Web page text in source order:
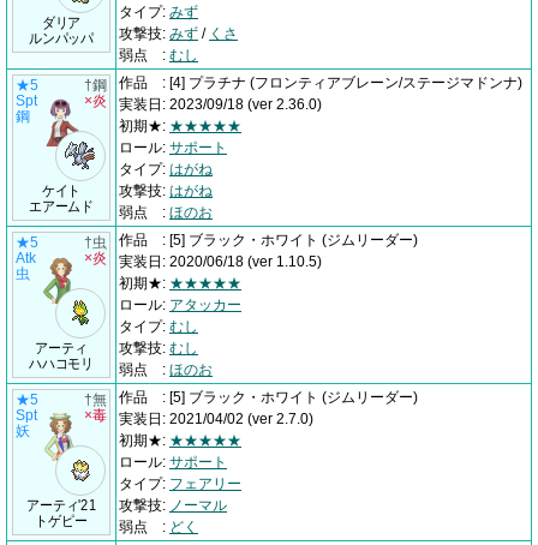
ダリア
ルンパッパ
タイプ: みず
攻撃技: みず / くさ
弱点
: むし
★5
Spt
鋼
ケイト
エアームド
†鋼
×炎
作品 : [4] プラチナ (フロンティアブレーン/ステージマドンナ)
実装日 : 2023/09/18 (ver 2.36.0)
初期★: ★★★★★
ロール: サポート
タイプ: はがね
攻撃技: はがね
弱点
: ほのお
★5
Atk
虫
アーティ
ハハコモリ
†虫
×炎
作品 : [5] ブラック・ホワイト (ジムリーダー)
実装日 : 2020/06/18 (ver 1.10.5)
初期★: ★★★★★
ロール: アタッカー
タイプ: むし
攻撃技: むし
弱点
: ほのお
★5
Spt
妖
アーティ'21
トゲピー
†無
×毒
作品 : [5] ブラック・ホワイト (ジムリーダー)
実装日 : 2021/04/02 (ver 2.7.0)
初期★: ★★★★★
ロール: サポート
タイプ: フェアリー
攻撃技: ノーマル
弱点
: どく